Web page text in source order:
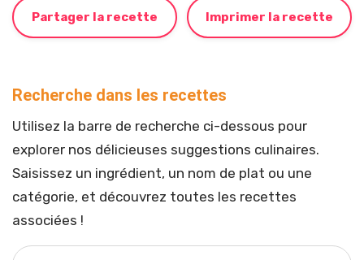
Partager la recette Imprimer la recette
Recherche dans les recettes
Utilisez la barre de recherche ci-dessous pour
explorer nos délicieuses suggestions culinaires.
Saisissez un ingrédient, un nom de plat ou une
catégorie, et découvrez toutes les recettes
associées !